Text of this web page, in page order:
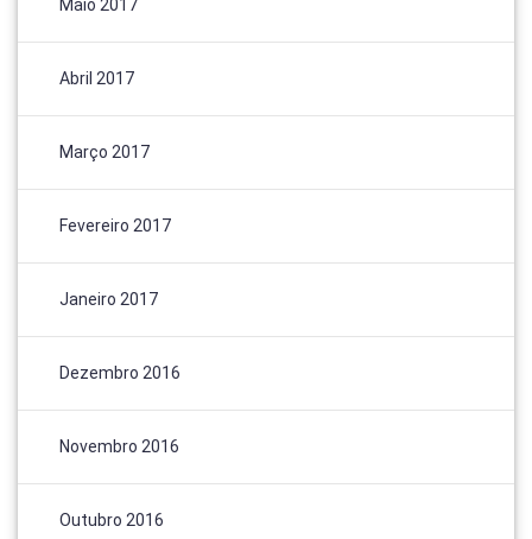
Maio 2017
Abril 2017
Março 2017
Fevereiro 2017
Janeiro 2017
Dezembro 2016
Novembro 2016
Outubro 2016